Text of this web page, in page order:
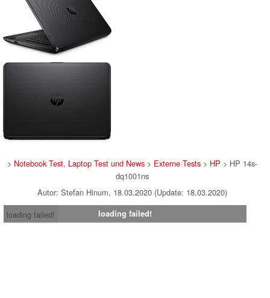
> Notebook Test, Laptop Test und News> Externe Tests> HP > HP 14s-
dq1001ns
Autor: Stefan Hinum, 18.03.2020 (Update: 18.03.2020)
loading failed!
loading failed!